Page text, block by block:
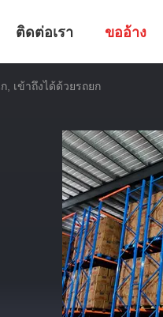
ติดต่อเรา ขออ้าง
เข้าถึงได้ด้วยรถยก